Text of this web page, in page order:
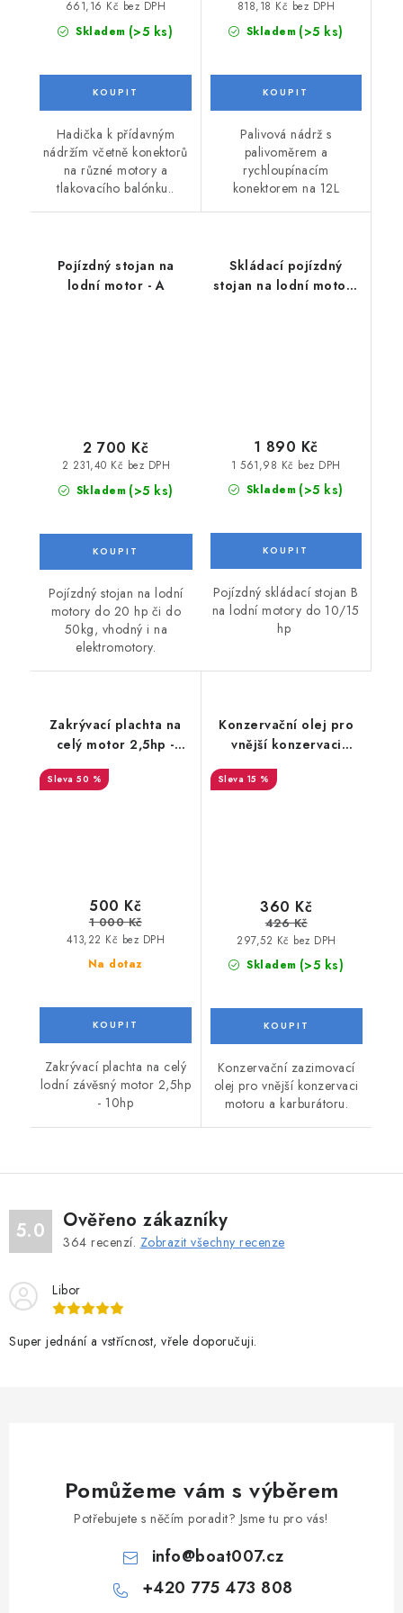
Skladem (>5 ks)
661,16 Kč bez DPH
Hadička k přídavným
nádržím včetně konektorů
na různé motory a
tlakovacího balónku..
Skladem (>5 ks)
818,18 Kč bez DPH
Palivová nádrž s
palivoměrem a
rychloupínacím
konektorem na 12L
Pojízdný stojan na
lodní motor - A
Skladem (>5 ks)
2 231,40 Kč bez DPH
2 700 Kč
Pojízdný stojan na lodní
motory do 20 hp či do
50kg, vhodný i na
elektromotory.
Skládací pojízdný
stojan na lodní motory
Skladem (>5 ks)
1 561,98 Kč bez DPH
1 890 Kč
Pojízdný skládací stojan B
na lodní motory do 10/15
hp
Zakrývací plachta na
celý motor 2,5hp -
10hp
50 %
Na dotaz
413,22 Kč bez DPH
500 Kč
1 000 Kč
Zakrývací plachta na celý
lodní závěsný motor 2,5hp
- 10hp
Konzervační olej pro
vnější konzervaci
motoru a karburátoru
15 %
Skladem (>5 ks)
297,52 Kč bez DPH
360 Kč
426 Kč
Konzervační zazimovací
olej pro vnější konzervaci
motoru a karburátoru.
5.0 Ověřeno zákazníky
364 recenzí. Zobrazit všechny recenze
Libor
Super jednání a vstřícnost, vřele doporučuji.
Pomůžeme vám s výběrem
Potřebujete s něčím poradit? Jsme tu pro vás!
info@boat007.cz
+420 775 473 808